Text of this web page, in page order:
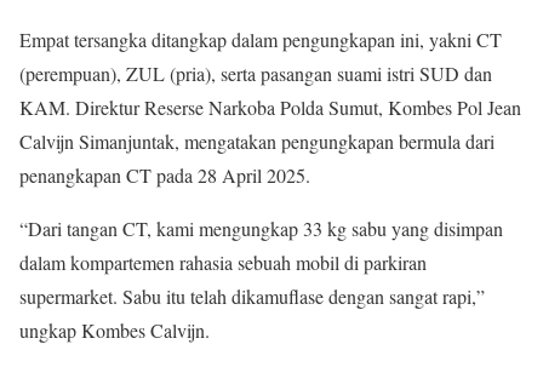
Empat tersangka ditangkap dalam pengungkapan ini, yakni CT
(perempuan), ZUL (pria), serta pasangan suami istri SUD dan
KAM. Direktur Reserse Narkoba Polda Sumut, Kombes Pol Jean
Calvijn Simanjuntak, mengatakan pengungkapan bermula dari
penangkapan CT pada 28 April 2025.
“Dari tangan CT, kami mengungkap 33 kg sabu yang disimpan
dalam kompartemen rahasia sebuah mobil di parkiran
supermarket. Sabu itu telah dikamuflase dengan sangat rapi,”
ungkap Kombes Calvijn.